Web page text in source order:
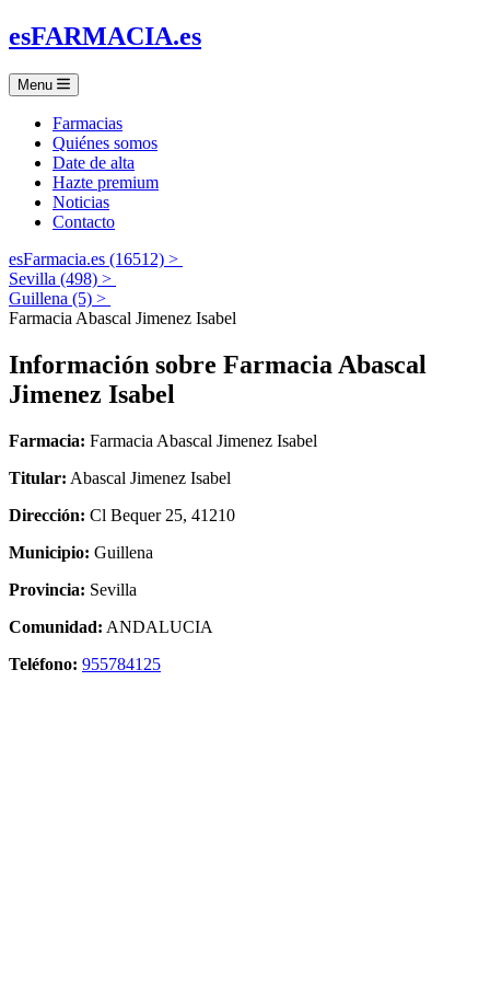
esFARMACIA.es
Menu
Farmacias
Quiénes somos
Date de alta
Hazte premium
Noticias
Contacto
esFarmacia.es (16512) >
Sevilla (498) >
Guillena (5) >
Farmacia Abascal Jimenez Isabel
Información sobre Farmacia Abascal
Jimenez Isabel
Farmacia: Farmacia Abascal Jimenez Isabel
Titular: Abascal Jimenez Isabel
Dirección: Cl Bequer 25, 41210
Municipio: Guillena
Provincia: Sevilla
Comunidad: ANDALUCIA
Teléfono: 955784125